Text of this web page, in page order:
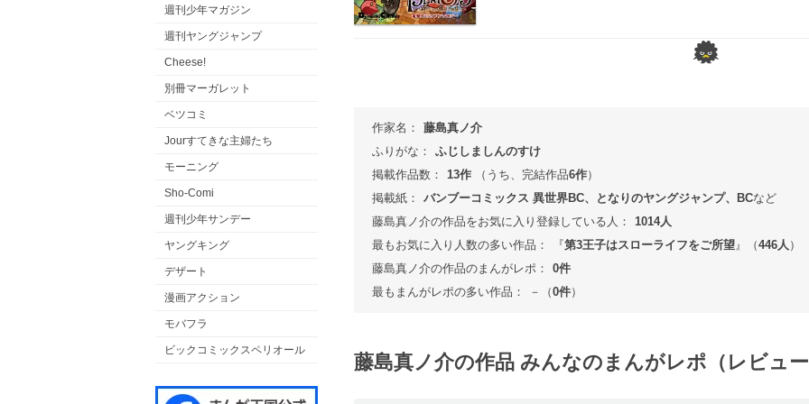
週刊少年マガジン
週刊ヤングジャンプ
Cheese!
別冊マーガレット
ベツコミ
Jourすてきな主婦たち
モーニング
Sho-Comi
週刊少年サンデー
ヤングキング
デザート
漫画アクション
モバフラ
ビックコミックスペリオール
作家名：
藤島真ノ介
ふりがな：
ふじしましんのすけ
掲載作品数：
13作 （うち、完結作品6作）
掲載紙：
バンブーコミックス 異世界BC、となりのヤングジャンプ、BCなど
藤島真ノ介の作品をお気に入り登録している人：
1014人
最もお気に入り人数の多い作品：
『第3王子はスローライフをご所望』（446人 ）
藤島真ノ介の作品のまんがレポ：
0件
最もまんがレポの多い作品：
－（0件）
藤島真ノ介の作品 みんなのまんがレポ（レビュ